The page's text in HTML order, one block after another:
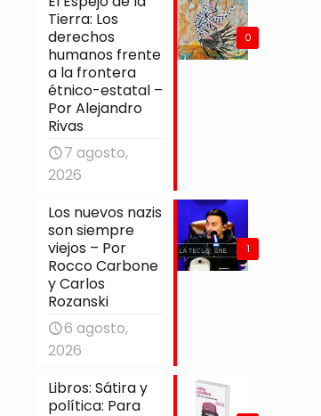
0
Tierra: Los
derechos
humanos frente
a la frontera
étnico-estatal –
Por Alejandro
Rivas
7 agosto,
2026
1
Los nuevos nazis
son siempre
viejos – Por
Rocco Carbone
y Carlos
Rozanski
6 agosto,
2026
Libros: Sátira y
política: Para